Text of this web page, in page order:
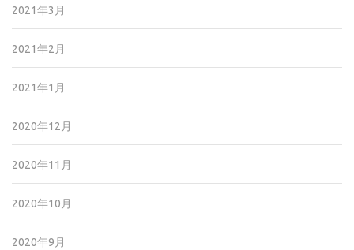
2021年3月
2021年2月
2021年1月
2020年12月
2020年11月
2020年10月
2020年9月